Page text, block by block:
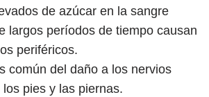
de azúcar en la sangre
largos períodos de tiempo causan
periféricos.
común del daño a los nervios
pies y las piernas.